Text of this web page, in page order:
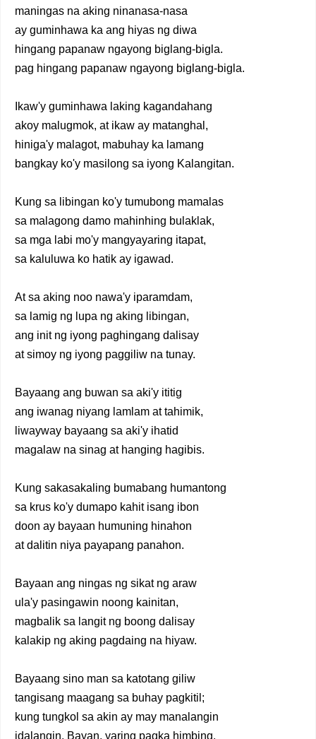
maningas na aking ninanasa-nasa
ay guminhawa ka ang hiyas ng diwa
hingang papanaw ngayong biglang-bigla.
pag hingang papanaw ngayong biglang-bigla.
Ikaw'y guminhawa laking kagandahang
akoy malugmok, at ikaw ay matanghal,
hiniga'y malagot, mabuhay ka lamang
bangkay ko'y masilong sa iyong Kalangitan.
Kung sa libingan ko'y tumubong mamalas
sa malagong damo mahinhing bulaklak,
sa mga labi mo'y mangyayaring itapat,
sa kaluluwa ko hatik ay igawad.
At sa aking noo nawa'y iparamdam,
sa lamig ng lupa ng aking libingan,
ang init ng iyong paghingang dalisay
at simoy ng iyong paggiliw na tunay.
Bayaang ang buwan sa aki'y ititig
ang iwanag niyang lamlam at tahimik,
liwayway bayaang sa aki'y ihatid
magalaw na sinag at hanging hagibis.
Kung sakasakaling bumabang humantong
sa krus ko'y dumapo kahit isang ibon
doon ay bayaan humuning hinahon
at dalitin niya payapang panahon.
Bayaan ang ningas ng sikat ng araw
ula'y pasingawin noong kainitan,
magbalik sa langit ng boong dalisay
kalakip ng aking pagdaing na hiyaw.
Bayaang sino man sa katotang giliw
tangisang maagang sa buhay pagkitil;
kung tungkol sa akin ay may manalangin
idalangin, Bayan, yaring pagka himbing.